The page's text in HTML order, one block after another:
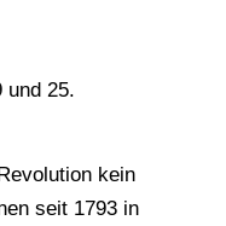
und 25.
kein
seit 1793 in